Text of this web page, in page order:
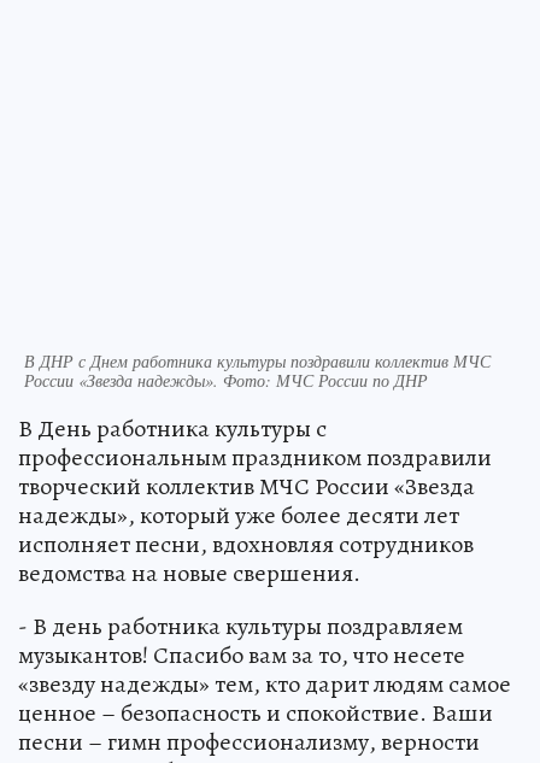
В ДНР с Днем работника культуры поздравили коллектив МЧС
России «Звезда надежды». Фото: МЧС России по ДНР
В День работника культуры с
профессиональным праздником поздравили
творческий коллектив МЧС России «Звезда
надежды», который уже более десяти лет
исполняет песни, вдохновляя сотрудников
ведомства на новые свершения.
- В день работника культуры поздравляем
музыкантов! Спасибо вам за то, что несете
«звезду надежды» тем, кто дарит людям самое
ценное – безопасность и спокойствие. Ваши
песни – гимн профессионализму, верности